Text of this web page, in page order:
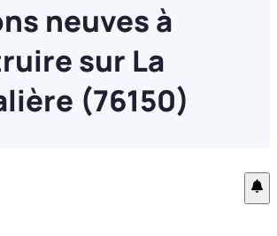
neuves à
sur La
(76150)